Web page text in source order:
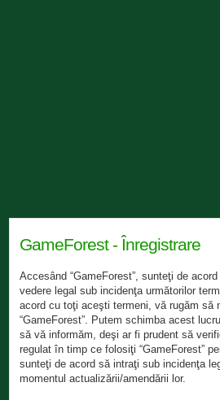
GameForest - Înregistrare
Accesând “GameForest”, sunteţi de
vedere legal sub incidenţa următorilor
acord cu toţi aceşti termeni, vă rugăm să
“GameForest”. Putem schimba acest
să vă informăm, deşi ar fi prudent să
regulat în timp ce folosiţi “GameForest”
sunteţi de acord să intraţi sub incidenţa
momentul actualizării/amendării lor.